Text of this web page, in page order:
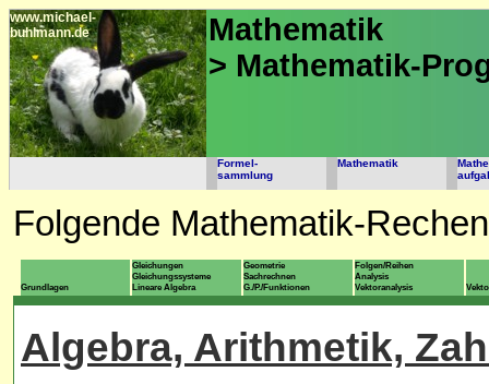
www.michael-
buhlmann.de
Mathematik
> Mathematik-
Formel-
sammlung
Mathematik
Folgende Mathematik-
Grundlagen
Gleichungen
Gleichungssysteme
Lineare Algebra
Geometrie
Sachrechnen
G./P./Funktionen
Folgen/Reihen
Analysis
Vektoranalysis
Algebra, Arithmetik,